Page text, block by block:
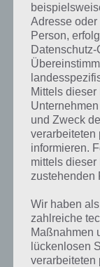
Weitere
Level
Ebenfalls im
assoziiert man mit
zu in seinem Haus
zur 94% Lösung zu
Wenn die Lösung
Lösung von 94
aktuellen
Darum geht
Adresse oder
Person,
Mittels
und Zweck
verarbeiteten
informieren.
mittels
zustehenden
Wir haben
zahlreiche
Maßnahmen
lückenlosen
verarbeiteten